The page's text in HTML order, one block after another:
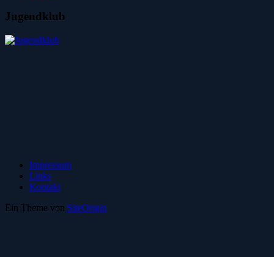
Jugendklub
Impressum
Links
Kontakt
Ein Theme von SiteOrigin